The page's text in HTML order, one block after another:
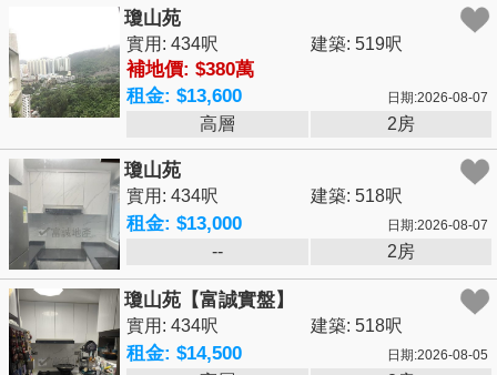
瓊山苑
實用: 434呎 建築: 519呎
補地價: $380萬
租金: $13,600
日期:2026-08-07
高層 2房
瓊山苑
實用: 434呎 建築: 518呎
租金: $13,000 日期:2026-08-07
-- 2房
瓊山苑【富誠實盤】
實用: 434呎 建築: 518呎
租金: $14,500 日期:2026-08-05